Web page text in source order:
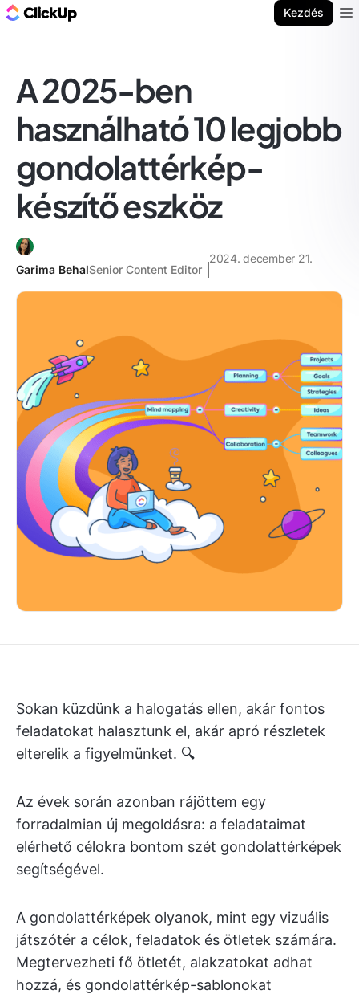
Kezdés
A 2025-ben
használható 10 legjobb
gondolattérkép-
készítő eszköz
Garima BehalSenior Content Editor
2024. december 21.
Sokan küzdünk a halogatás ellen, akár fontos
feladatokat halasztunk el, akár apró részletek
elterelik a figyelmünket. 🔍
Az évek során azonban rájöttem egy
forradalmian új megoldásra: a feladataimat
elérhető célokra bontom szét gondolattérképek
segítségével.
A gondolattérképek olyanok, mint egy vizuális
játszótér a célok, feladatok és ötletek számára.
Megtervezheti fő ötletét, alakzatokat adhat
hozzá, és gondolattérkép-sablonokat